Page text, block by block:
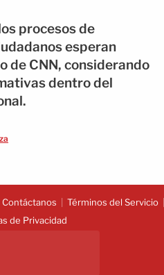
procesos de
esperan
de CNN, considerando
dentro del
Contáctanos
Términos del Servicio
de Privacidad